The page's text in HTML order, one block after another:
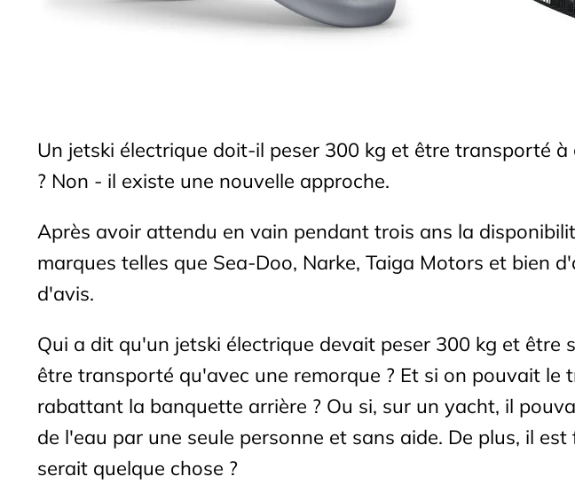
Un jetski électrique doit-il peser 300 kg et être transporté
? Non - il existe une nouvelle approche.
Après avoir attendu en vain pendant trois ans la
marques telles que Sea-Doo, Narke, Taiga Motors et bien
d'avis.
Qui a dit qu'un jetski électrique devait peser 300 kg et être
être transporté qu'avec une remorque ? Et si on pouvait le
rabattant la banquette arrière ? Ou si, sur un yacht, il
de l'eau par une seule personne et sans aide. De plus, il
serait quelque chose ?